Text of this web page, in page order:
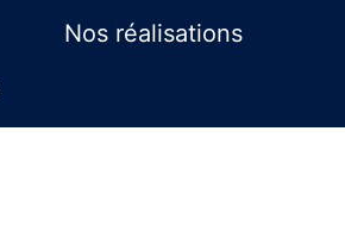
Nos réalisations